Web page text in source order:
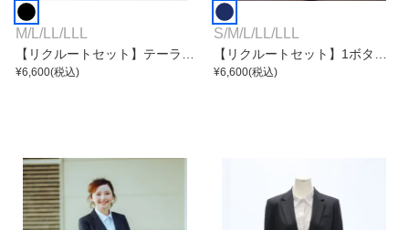
M/L /LL /LLL
【リクルートセット】テーラー
ドジャケットスーツ
¥6,600(税込)
S/M/L /LL /LLL
【リクルートセット】1ボタン
無地テーラードジャケットスー
¥6,600(税込)